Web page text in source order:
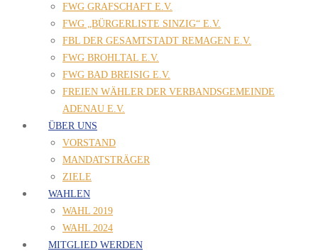
FWG GRAFSCHAFT E.V.
FWG „BÜRGERLISTE SINZIG“ E.V.
FBL DER GESAMTSTADT REMAGEN E.V.
FWG BROHLTAL E.V.
FWG BAD BREISIG E.V.
FREIEN WÄHLER DER VERBANDSGEMEINDE
ADENAU E.V.
ÜBER UNS
VORSTAND
MANDATSTRÄGER
ZIELE
WAHLEN
WAHL 2019
WAHL 2024
MITGLIED WERDEN